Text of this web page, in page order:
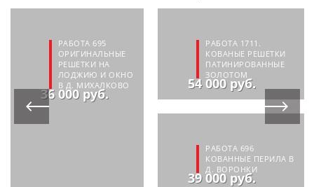
РАБОТА 695
ОРИГИНАЛЬНЫЕ
РЕШЕТКИ НА
ЛОДЖИЮ И ОКНО
В Д. МИХАЛКОВО
36 000 руб.
РАБОТА 1711.
КОВАНЫЕ РЕШЕТКИ
ПАТИНИРОВАННЫЕ
ЗОЛОТОМ
54 000 руб.
РАБОТА 696
КОВАННЫЕ ПЕРИЛА В
Д. ВОРОНКИ
39 000 руб.